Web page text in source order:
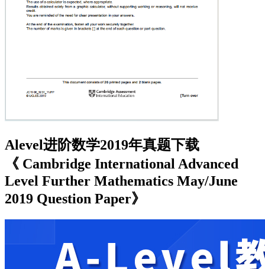
Alevel进阶数学2019年真题下载
《 Cambridge International Advanced
Level Further Mathematics May/June
2019 Question Paper》